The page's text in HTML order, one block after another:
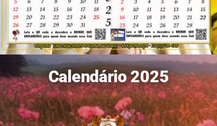
Calendário 2025